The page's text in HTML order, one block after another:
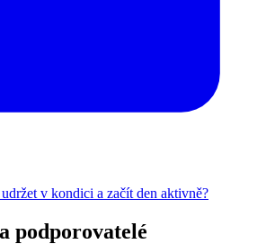
v kondici a začít den aktivně?
podporovatelé